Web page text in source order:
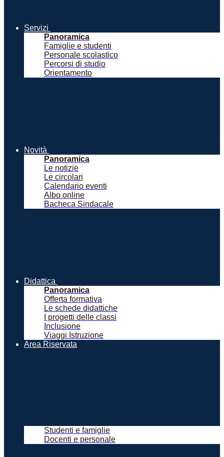
Servizi
Panoramica
Famiglie e studenti
Personale scolastico
Percorsi di studio
Orientamento
Novità
Panoramica
Le notizie
Le circolari
Calendario eventi
Albo online
Bacheca Sindacale
Didattica
Panoramica
Offerta formativa
Le schede didattiche
I progetti delle classi
Inclusione
Viaggi Istruzione
Area Riservata
Studenti e famiglie
Docenti e personale